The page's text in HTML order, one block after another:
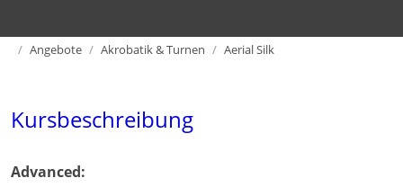
HomeAngebote Akrobatik & Turnen Aerial Silk
Kursbeschreibung
Advanced: